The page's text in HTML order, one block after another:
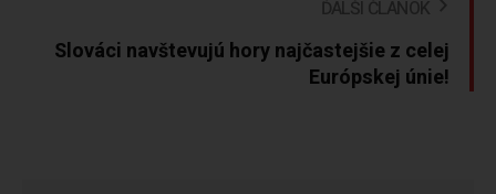
ĎALŠÍ ČLÁNOK
Slováci navštevujú hory najčastejšie z celej
Európskej únie!